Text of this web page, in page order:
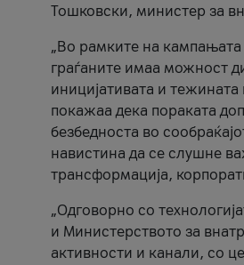
Тошковски, министер за
„Во рамките на кампањата
граѓаните имаа можност
иницијативата и
покажаа дека пораката
безбедноста во
навистина да се слушне
трансформација,
„Одговорно со
и Министерството за
активности и канали, со